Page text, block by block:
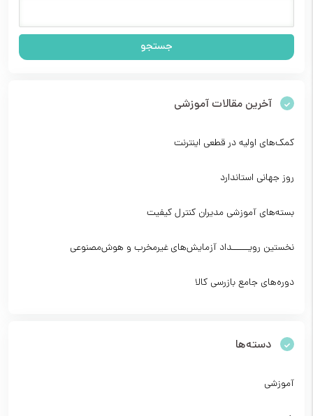
آخرین مقالات آموزشی
کمک‌های اولیه در قطعی اینترنت
روز جهانی استاندارد
بسته‌های آموزشی مدیران کنترل کیفیت
نخستین رویــــــداد آزمایش‌های غیرمخرب و هوش‌مصنوعی
دوره‌های جامع بازرسی کالا
دسته‌ها
آموزشی